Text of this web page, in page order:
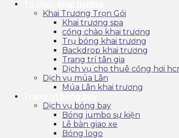
Khai Trương Trọn Gói
Khai trương spa
cổng chào khai trương
Trụ bóng khai trương
Backdrop khai trương
Trang trí tân gia
Dịch vụ cho thuê cổng hơi
Dịch vụ múa Lân
Múa Lân khai trương
Dịch vụ bóng bay
Bóng jumbo sự kiện
Lễ bàn giao xe
Bóng logo